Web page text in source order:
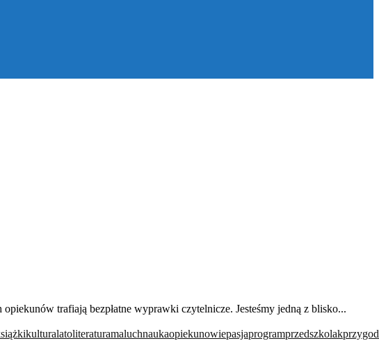
trafiają bezpłatne wyprawki czytelnicze. Jesteśmy jedną z blisko...
kulturalatoliteraturamaluchnaukaopiekunowiepasjaprogramprzedszkolak